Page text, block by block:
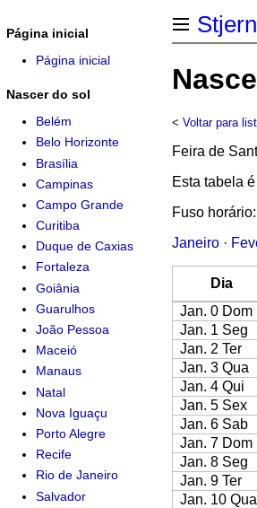
< Voltar para
Feira de
Esta tabela
Fuso
Janeiro ·
Dia
Jan. 0 Dom
Jan. 1 Seg
Jan. 2 Ter
Jan. 3 Qua
Jan. 4 Qui
Jan. 5 Sex
Jan. 6 Sab
Jan. 7 Dom
Jan. 8 Seg
Jan. 9 Ter
Jan. 10 Qua
Página inicial
Página inicial
Nascer do sol
Belém
Belo Horizonte
Brasília
Campinas
Campo Grande
Curitiba
Duque de Caxias
Fortaleza
Goiânia
Guarulhos
João Pessoa
Maceió
Manaus
Natal
Nova Iguaçu
Porto Alegre
Recife
Rio de Janeiro
Salvador